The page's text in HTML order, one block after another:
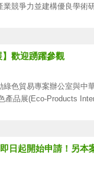
競爭力並建構優良學術
，為使資源更為聚焦並
規定之申請書份數寄至指
】歡迎踴躍參觀
色貿易專案辦公室與中
品展(Eco-Products
國際綠色產品展(EPIF)
、綠色論壇及體驗綠色
日起開始申請！另本